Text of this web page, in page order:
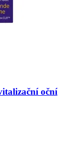
oční